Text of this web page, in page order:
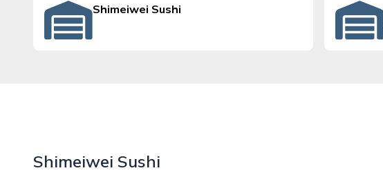
Shimeiwei Sushi
Shimeiwei Sushi